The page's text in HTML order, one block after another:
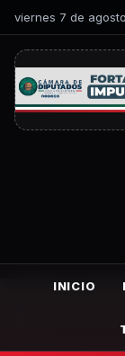
viernes 7 de
INICIO